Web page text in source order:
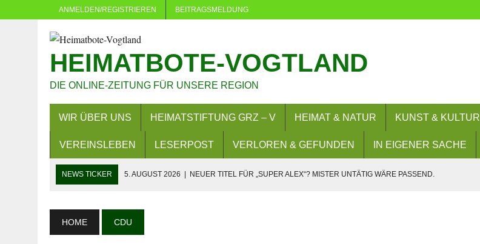
ANMELDEN/REGISTRIEREN BEITRAGSMELDUNG
HEIMATBOTE-VOGTLAND
DIE ONLINE-ZEITUNG FÜR UNSERE REGION
WIR ÜBER UNS HEIMATSTIFTUNG GRZ – V HEIMAT & NATUR KUNST & KULTUR
VEREINSLEBEN LESERPOST VERLOREN & GEFUNDEN IN EIGENER SACHE
NEWS TICKER 5. AUGUST 2026 NEUER TITEL FÜR „SUPER ALEX“? MISTER UNTÄTIG WÄRE PASSEND.
3. AUGUST 2026 | LANDKREIS GREIZ: FAHREN OHNE FAHRERLAUBNIS
HOME CDU